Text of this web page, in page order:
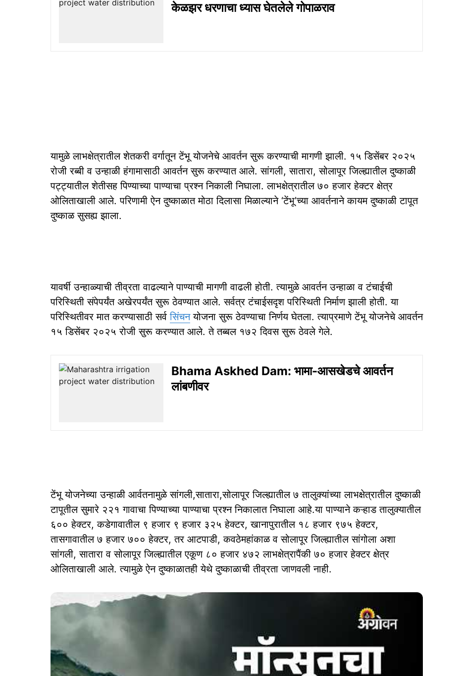
केळझर धरणाचा ध्यास घेतलेले गोपाळराव
यामुळे लाभक्षेत्रातील शेतकरी वर्गातून टेंभू योजनेचे आवर्तन सुरू करण्याची मागणी झाली. १५ डिसेंबर २०२५
रोजी रब्बी व उन्हाळी हंगामासाठी आवर्तन सुरू करण्यात आले. सांगली, सातारा, सोलापूर जिल्ह्यातील दुष्काळी
पट्ट्यातील शेतीसह पिण्याच्या पाण्याचा प्रश्न निकाली निघाला. लाभक्षेत्रातील ७० हजार हेक्टर क्षेत्र
ओलिताखाली आले. परिणामी ऐन दुष्काळात मोठा दिलासा मिळाल्याने ‘टेंभू’च्या आवर्तनाने कायम दुष्काळी टापूत
दुष्काळ सुसह्य झाला.
यावर्षी उन्हाळ्याची तीव्रता वाढल्याने पाण्याची मागणी वाढली होती. त्यामुळे आवर्तन उन्हाळा व टंचाईची
परिस्थिती संपेपर्यंत अखेरपर्यंत सुरू ठेवण्यात आले. सर्वत्र टंचाईसदृश परिस्थिती निर्माण झाली होती. या
परिस्थितीवर मात करण्यासाठी सर्वसिंचनयोजना सुरू ठेवण्याचा निर्णय घेतला. त्याप्रमाणे टेंभू योजनेचे आवर्तन
१५ डिसेंबर २०२५ रोजी सुरू करण्यात आले. ते तब्बल १७२ दिवस सुरू ठेवले गेले.
Bhama Askhed Dam: भामा-आसखेडचे आवर्तन
लांबणीवर
टेंभू योजनेच्या उन्हाळी आर्वतनामुळे सांगली,सातारा,सोलापूर जिल्ह्यातील ७ तालुक्यांच्या लाभक्षेत्रातील दुष्काळी
टापूतील सुमारे २२१ गावाचा पिण्याच्या पाण्याचा प्रश्न निकालात निघाला आहे.या पाण्याने कऱ्हाड तालुक्यातील
६०० हेक्टर, कडेगावातील ९ हजार ९ हजार ३२५ हेक्टर, खानापुरातील १८ हजार ९७५ हेक्टर,
तासगावातील ७ हजार ७०० हेक्टर, तर आटपाडी, कवठेमहांकाळ व सोलापूर जिल्ह्यातील सांगोला अशा
सांगली, सातारा व सोलापूर जिल्ह्यातील एकूण ८० हजार ४७२ लाभक्षेत्रापैंकी ७० हजार हेक्टर क्षेत्र
ओलिताखाली आले. त्यामुळे ऐन दुष्काळातही येथे दुष्काळाची तीव्रता जाणवली नाही.